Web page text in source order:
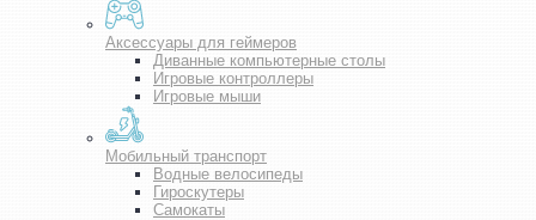
Аксессуары для геймеров
Диванные компьютерные столы
Игровые контроллеры
Игровые мыши
Мобильный транспорт
Водные велосипеды
Гироскутеры
Самокаты